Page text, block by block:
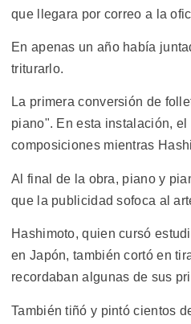
que llegara por correo a la
En apenas un año había
triturarlo.
La primera conversión de
piano". En esta instalación,
composiciones mientras
Al final de la obra, piano y
que la publicidad sofoca al
Hashimoto, quien cursó
en Japón, también cortó en
recordaban algunas de sus
También tiñó y pintó cientos